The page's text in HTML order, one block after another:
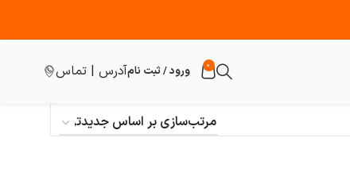
0 ورود / ثبت نامآدرس | تماس